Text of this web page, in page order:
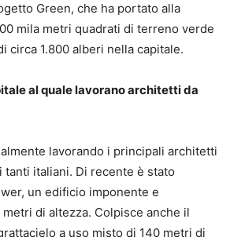
Green, che ha portato alla
mila metri quadrati di terreno verde
circa 1.800 alberi nella capitale.
al quale lavorano architetti da
lavorando i principali architetti
tanti italiani. Di recente è stato
un edificio imponente e
di altezza. Colpisce anche il
a uso misto di 140 metri di